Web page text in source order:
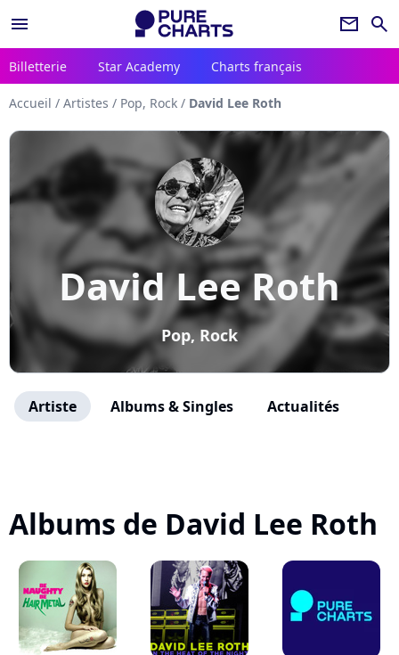
menu newsletter search
Billetterie Star Academy Charts français
Accueil / Artistes / Pop, Rock / David Lee Roth
David Lee Roth
Pop, Rock
Artiste Albums & Singles Actualités
Albums de David Lee Roth